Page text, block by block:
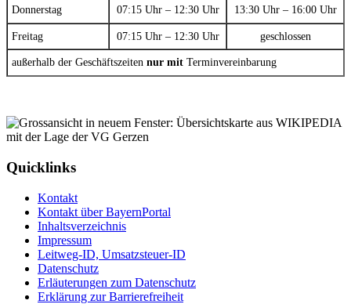
Donnerstag 07:15 Uhr – 12:30 Uhr 13:30 Uhr – 16:00 Uhr
Freitag 07:15 Uhr – 12:30 Uhr geschlossen
außerhalb der Geschäftszeiten nur mit Terminvereinbarung
Quicklinks
Kontakt
Kontakt über BayernPortal
Inhaltsverzeichnis
Impressum
Leitweg-ID, Umsatzsteuer-ID
Datenschutz
Erläuterungen zum Datenschutz
Erklärung zur Barrierefreiheit